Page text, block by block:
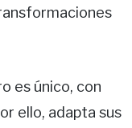
es único, con
ello, adapta sus